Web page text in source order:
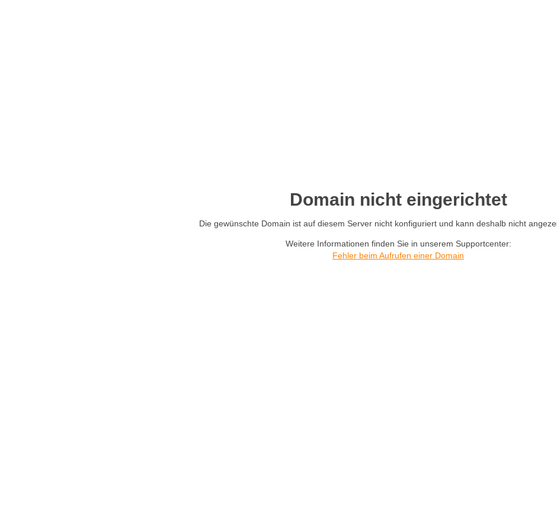
Domain nicht eingerichtet
Die gewünschte Domain ist auf diesem Server nicht konfiguriert und kann deshalb nicht
Weitere Informationen finden Sie in unserem Supportcenter:
Fehler beim Aufrufen einer Domain